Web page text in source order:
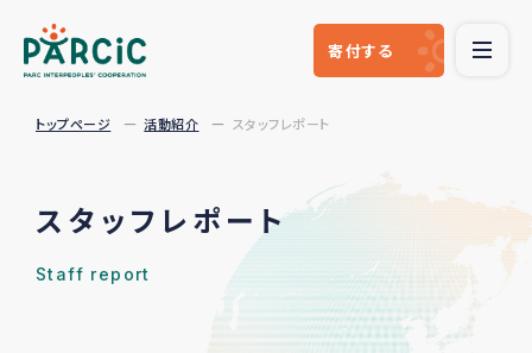
寄付する
トップページ 活動紹介 スタッフレポート
スタッフレポート
Staff report